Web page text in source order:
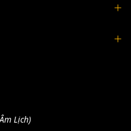
Lịch)